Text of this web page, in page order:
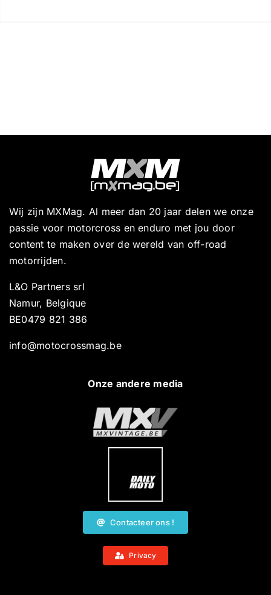
Wij zijn MXMag. Al meer dan 20 jaar delen we onze
passie voor motorcross en enduro met jou door
content te maken over de wereld van off-road
motorrijden.
L&O Partners srl
Namur, Belgique
BE0479 821 386
info@motocrossmag.be
Onze andere media
Contacteer ons !
Privacy